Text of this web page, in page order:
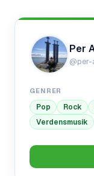
Per
@
GENRER
Pop Rock
Verdensmusik